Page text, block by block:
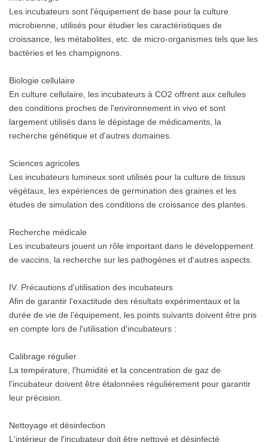
Les incubateurs sont l'équipement de base pour la culture
microbienne, utilisés pour étudier les caractéristiques de
croissance, les métabolites, etc. de micro-organismes tels que les
bactéries et les champignons.
Biologie cellulaire
En culture cellulaire, les incubateurs à CO2 offrent aux cellules
des conditions proches de l'environnement in vivo et sont
largement utilisés dans le dépistage de médicaments, la
recherche génétique et d'autres domaines.
Sciences agricoles
Les incubateurs lumineux sont utilisés pour la culture de tissus
végétaux, les expériences de germination des graines et les
études de simulation des conditions de croissance des plantes.
Recherche médicale
Les incubateurs jouent un rôle important dans le développement
de vaccins, la recherche sur les pathogènes et d'autres aspects.
IV. Précautions d'utilisation des incubateurs
Afin de garantir l'exactitude des résultats expérimentaux et la
durée de vie de l'équipement, les points suivants doivent être pris
en compte lors de l'utilisation d'incubateurs :
Calibrage régulier
La température, l'humidité et la concentration de gaz de
l'incubateur doivent être étalonnées régulièrement pour garantir
leur précision.
Nettoyage et désinfection
L'intérieur de l'incubateur doit être nettoyé et désinfecté